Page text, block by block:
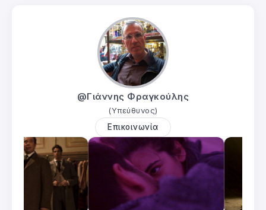
@Γιάννης Φραγκούλης
(Υπεύθυνος)
Επικοινωνία